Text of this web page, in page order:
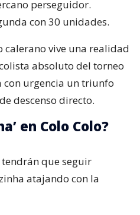
perseguidor.
con 30 unidades.
calerano vive una realidad
absoluto del torneo
con urgencia un triunfo
descenso directo.
en Colo Colo?
tendrán que seguir
atajando con la